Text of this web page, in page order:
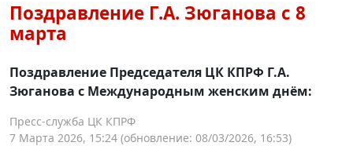
Поздравление Г.А. Зюганова с 8
марта
Поздравление Председателя ЦК КПРФ Г.А.
Зюганова с Международным женским днём:
Пресс-служба ЦК КПРФ
7 Марта 2026, 15:24 (обновление: 08/03/2026, 16:53)